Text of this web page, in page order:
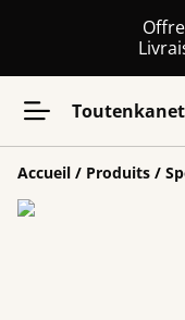
Toutenkanet
Accueil / Produits /